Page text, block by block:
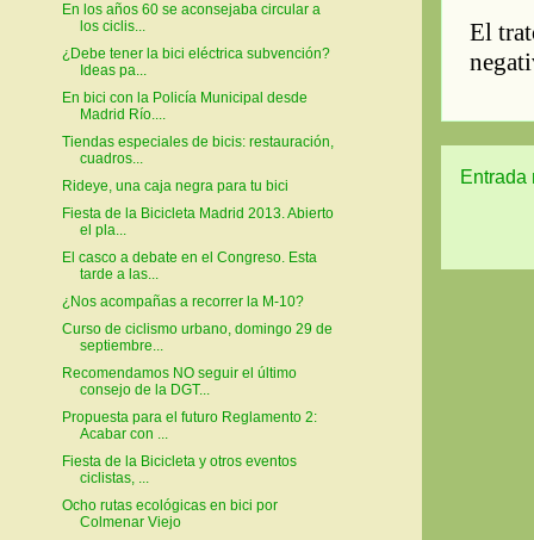
Entrada
En los años 60 se aconsejaba circular a
los ciclis...
¿Debe tener la bici eléctrica subvención?
Ideas pa...
En bici con la Policía Municipal desde
Madrid Río....
Tiendas especiales de bicis: restauración,
cuadros...
Rideye, una caja negra para tu bici
Fiesta de la Bicicleta Madrid 2013. Abierto
el pla...
El casco a debate en el Congreso. Esta
tarde a las...
¿Nos acompañas a recorrer la M-10?
Curso de ciclismo urbano, domingo 29 de
septiembre...
Recomendamos NO seguir el último
consejo de la DGT...
Propuesta para el futuro Reglamento 2:
Acabar con ...
Fiesta de la Bicicleta y otros eventos
ciclistas, ...
Ocho rutas ecológicas en bici por
Colmenar Viejo